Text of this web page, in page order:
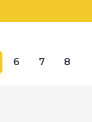
6 7 8